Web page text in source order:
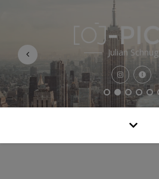
Julian Schnug